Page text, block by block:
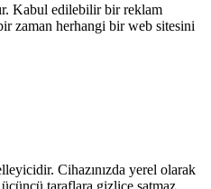
Kabul edilebilir bir reklam
zaman herhangi bir web sitesini
Cihazınızda yerel olarak